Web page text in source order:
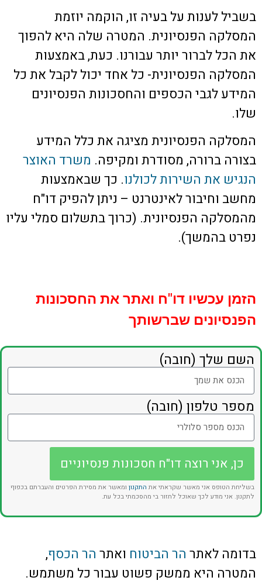
בשביל לענות על בעיה זו, הוקמה יוזמת
המסלקה הפנסיונית. המטרה שלה היא להפוך
את הכל לברור יותר עבורנו. כעת, באמצעות
המסלקה הפנסיונית- כל אחד יכול לקבל את כל
המידע לגבי הכספים והחסכונות הפנסיונים
שלו.
המסלקה הפנסיונית מציגה את כלל המידע
בצורה ברורה, מסודרת ומקיפה. משרד האוצר
הנגיש את השירות לכולנו. כך שבאמצעות
מחשב וחיבור לאינטרנט – ניתן להפיק דו"ח
מהמסלקה הפנסיונית. (כרוך בתשלום סמלי עליו
נפרט בהמשך).
הזמן עכשיו דו"ח ואתר את החסכונות
הפנסיונים שברשותך
השם שלך (חובה)
מספר טלפון (חובה)
כן, אני רוצה דו"ח חסכונות פנסיוניים
בשליחת הטופס אני מאשר שקראתי אתהתקנון ומאשר את מסירת הפרטים והעברתם בכפוף
לתקנון. אני מודע לכך שאוכל לחזור בי מהסכמתי בכל עת.
בדומה לאתר הר הביטוח ואתר הר הכסף,
המטרה היא ממשק פשוט עבור כל משתמש.